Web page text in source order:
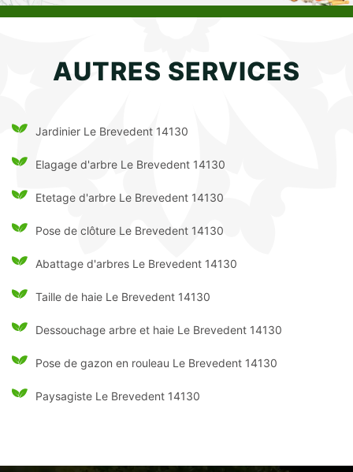
AUTRES SERVICES
Jardinier Le Brevedent 14130
Elagage d'arbre Le Brevedent 14130
Etetage d'arbre Le Brevedent 14130
Pose de clôture Le Brevedent 14130
Abattage d'arbres Le Brevedent 14130
Taille de haie Le Brevedent 14130
Dessouchage arbre et haie Le Brevedent 14130
Pose de gazon en rouleau Le Brevedent 14130
Paysagiste Le Brevedent 14130